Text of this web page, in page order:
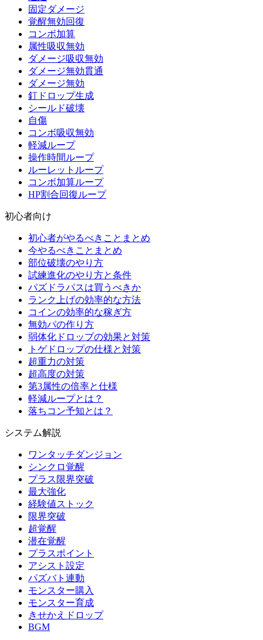
固定ダメージ
覚醒無効回復
コンボ加算
属性吸収無効
ダメージ吸収無効
ダメージ無効貫通
ダメージ無効
釘ドロップ生成
シールド破壊
自傷
コンボ吸収無効
軽減ループ
操作時間ループ
ルーレットループ
コンボ加算ループ
HP割合回復ループ
初心者向け
初心者がやるべきことまとめ
今やるべきことまとめ
部位破壊のやり方
試練進化のやり方と条件
パズドラパスは買うべきか
ランク上げの効率的な方法
コインの効率的な稼ぎ方
無効パの作り方
弱体化ドロップの効果と対策
トゲドロップの仕様と対策
超重力の対策
超高度の対策
第3属性の倍率と仕様
軽減ループとは？
落ちコン予知とは？
システム解説
ワンタッチダンジョン
シンクロ覚醒
プラス限界突破
最大強化
経験値ストック
限界突破
超覚醒
潜在覚醒
プラスポイント
アシスト設定
パズバト連動
モンスター購入
モンスター育成
きせかえドロップ
BGM